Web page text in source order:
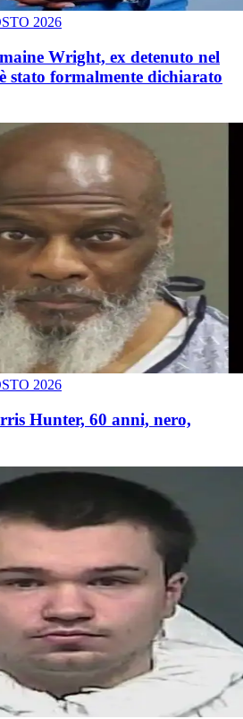
2026
Wright, ex detenuto nel
stato formalmente dichiarato
2026
Hunter, 60 anni, nero,